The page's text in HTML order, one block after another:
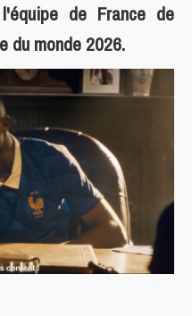
de France de
du monde 2026.